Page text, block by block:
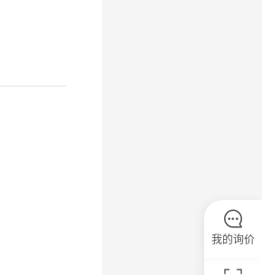
我的询价